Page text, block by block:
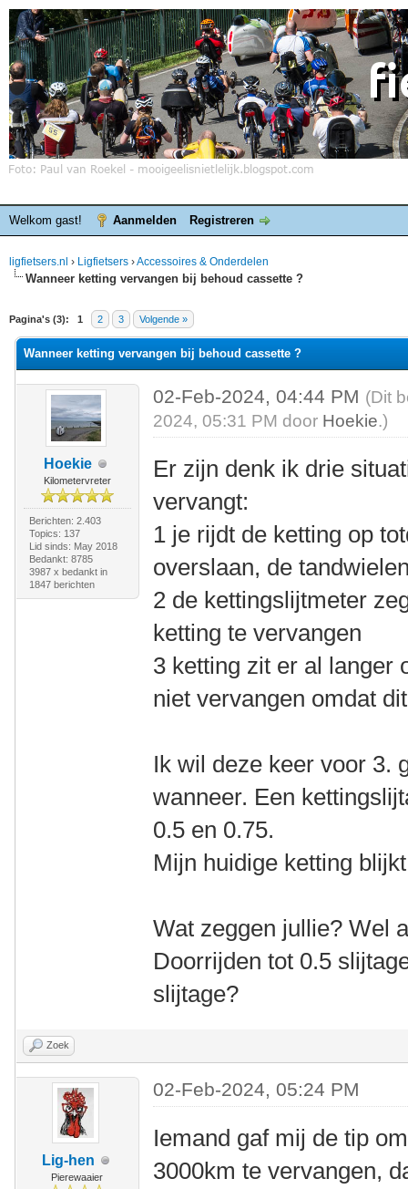
Welkom gast! Aanmelden Registreren
ligfietsers.nl › Ligfietsers ›Accessoires & Onderdelen
Wanneer ketting vervangen bij behoud cassette ?
Pagina's (3): 1 2 3 Volgende »
waardering is 0
Wanneer ketting vervangen bij behoud cassette ?
Hoekie
Kilometervreter
Berichten: 2.403
Topics: 137
Lid sinds: May 2018
Bedankt: 8785
3987 x bedankt in
1847 berichten
02-Feb-2024, 04:44 PM (Dit
2024, 05:31 PM door Hoekie.)
Er zijn denk ik drie
vervangt:
1 je rijdt de ketting op
overslaan, de
2 de kettingslijtmeter
ketting te vervangen
3 ketting zit er al langer
niet vervangen omdat
Ik wil deze keer voor 3.
wanneer. Een
0.5 en 0.75.
Mijn huidige ketting
Wat zeggen jullie? Wel
Doorrijden tot 0.5
slijtage?
Zoek
Lig-hen
Pierewaaier
02-Feb-2024, 05:24 PM
Iemand gaf mij de tip
3000km te vervangen,